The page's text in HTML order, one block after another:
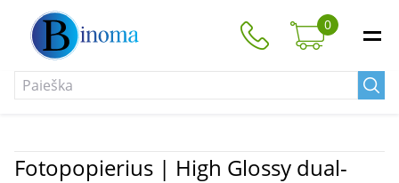
0
Fotopopierius | High Glossy dual-